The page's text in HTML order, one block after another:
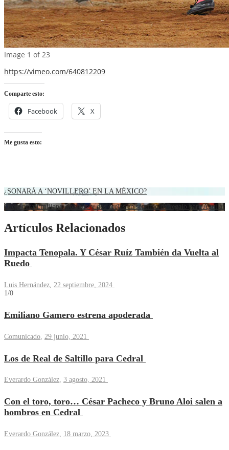
Image 1 of 23
https://vimeo.com/640812209
Comparte esto:
Facebook X
Me gusta esto:
¿SONARÁ A ‘NOVILLERO’ EN LA MÉXICO?
Oreja para Emiliano Robledo y dos orejas en séptimo de regalo para Aguilar
Artículos Relacionados
Impacta Tenopala. Y César Ruíz También da Vuelta al
Ruedo
Luis Hernández 22 septiembre, 2024
1/0
Emiliano Gamero estrena apoderada
Comunicado 29 junio, 2021
Los de Real de Saltillo para Cedral
Everardo González, 3 agosto, 2021
Con el toro, toro… César Pacheco y Bruno Aloi salen a
hombros en Cedral
Everardo González, 18 marzo, 2023